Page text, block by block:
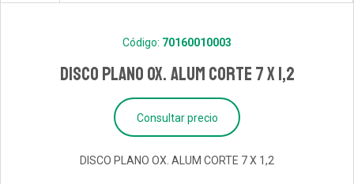
Código: 70160010003
DISCO PLANO OX. ALUM CORTE 7 X 1,2
Consultar precio
DISCO PLANO OX. ALUM CORTE 7 X 1,2